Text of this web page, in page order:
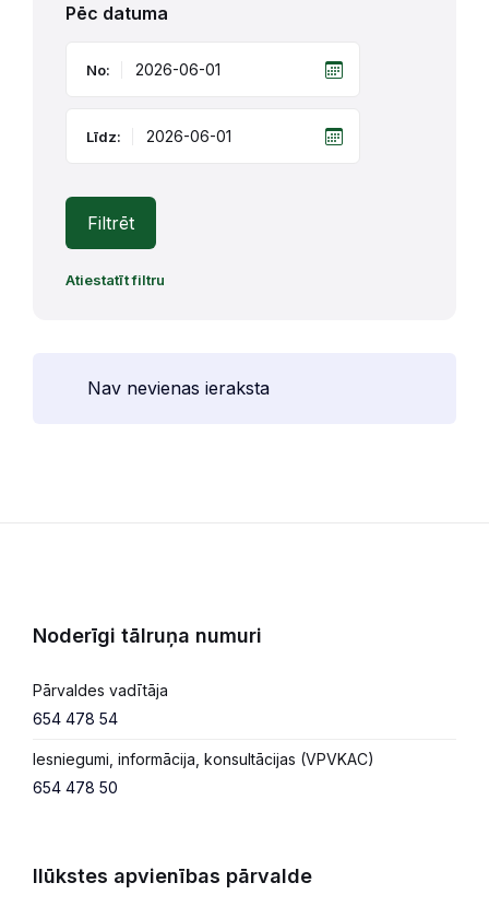
Pēc datuma
No:
Līdz:
Filtrēt
Atiestatīt filtru
Nav nevienas ieraksta
Noderīgi tālruņa numuri
Pārvaldes vadītāja
654 478 54
Iesniegumi, informācija, konsultācijas (VPVKAC)
654 478 50
Ilūkstes apvienības pārvalde